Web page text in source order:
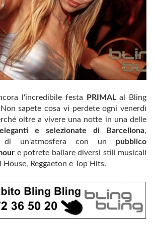
l'incredibile festa PRIMALal Bling
sapete cosa vi perdete ogni venerdì
oltre a vivere una notte in una delle
e selezionate di Barcellona,
di un'atmosfera con un pubblico
e potrete ballare diversi stili musicali
Reggaeton e Top Hits.